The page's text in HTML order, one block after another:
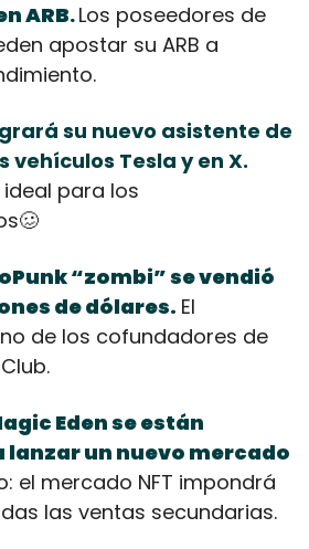
ARB.Los poseedores de
apostar su ARB a
su nuevo asistente de
vehículos Tesla y en X.
para los
🥴
“zombi” se vendió
de dólares. El
de los cofundadores de
Eden se están
lanzar un nuevo mercado
el mercado NFT impondrá
las ventas secundarias.